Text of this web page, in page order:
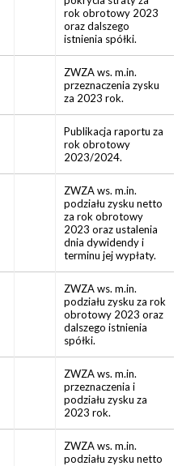
rok obrotowy 2023
oraz dalszego
istnienia spółki.
ZWZA ws. m.in.
przeznaczenia zysku
za 2023 rok.
Publikacja raportu za
rok obrotowy
2023/2024.
ZWZA ws. m.in.
podziału zysku netto
za rok obrotowy
2023 oraz ustalenia
dnia dywidendy i
terminu jej wypłaty.
ZWZA ws. m.in.
podziału zysku za rok
obrotowy 2023 oraz
dalszego istnienia
spółki.
ZWZA ws. m.in.
przeznaczenia i
podziału zysku za
2023 rok.
ZWZA ws. m.in.
podziału zysku netto